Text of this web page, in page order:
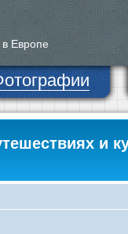
в Европе
и